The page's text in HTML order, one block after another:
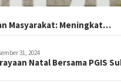
Masyarakat: Meningkat…
31, 2024
Natal Bersama PGIS